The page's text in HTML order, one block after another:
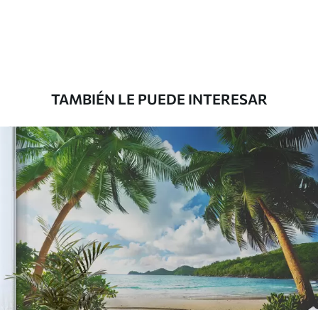
Vinilo Premium
199833.33119900.00$/m²
TAMBIÉN LE PUEDE INTERESAR